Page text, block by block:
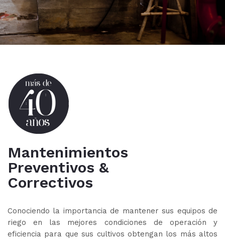
Mantenimientos
Preventivos &
Correctivos
Conociendo la importancia de mantener sus equipos de
riego en las mejores condiciones de operación y
eficiencia para que sus cultivos obtengan los más altos